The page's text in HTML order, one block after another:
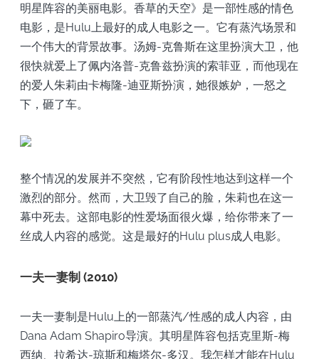
明星阵容的美丽电影。香草的天空》是一部性感的情色
电影，是Hulu上最好的成人电影之一。它有蒸汽场景和
一个伟大的背景故事。汤姆-克鲁斯在这里扮演大卫，他
很快就爱上了佩内洛普-克鲁兹扮演的索菲亚，而他现在
的爱人朱莉由卡梅隆-迪亚斯扮演，她很嫉妒，一怒之
下，砸了车。
整个情况的发展并不突然，它有阶段性地达到这样一个
激烈的部分。然而，大卫毁了自己的脸，朱莉也在这一
幕中死去。这部电影的性爱场面很火爆，给你带来了一
丝成人内容的感觉。这是最好的Hulu plus成人电影。
一夫一妻制 (2010)
一夫一妻制是Hulu上的一部蒸汽/性感的成人内容，由
Dana Adam Shapiro导演。其明星阵容包括克里斯-梅
西纳、拉希达-琼斯和梅塔尔-多汉。我怎样才能在Hulu